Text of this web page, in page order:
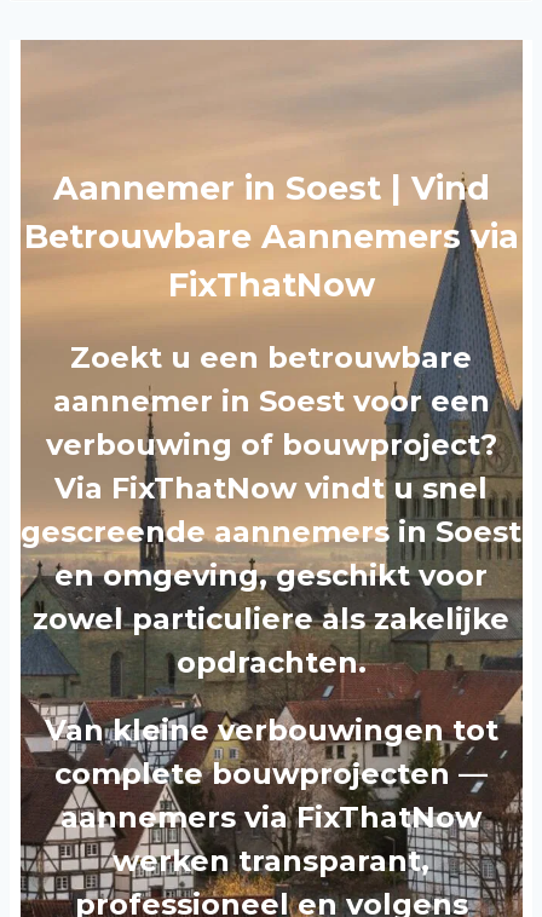
Aannemer in Soest | Vind
Betrouwbare Aannemers via
FixThatNow
Zoekt u een betrouwbare
aannemer in Soestvoor een
verbouwing of bouwproject?
Via FixThatNow vindt u snel
gescreende aannemers in Soest
en omgeving, geschikt voor
zowel particuliere als zakelijke
opdrachten.
Van kleine verbouwingen tot
complete bouwprojecten —
aannemers via FixThatNow
werken transparant,
professioneel en volgens